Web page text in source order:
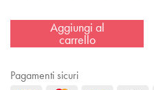
Aggiungi al
carrello
Pagamenti sicuri